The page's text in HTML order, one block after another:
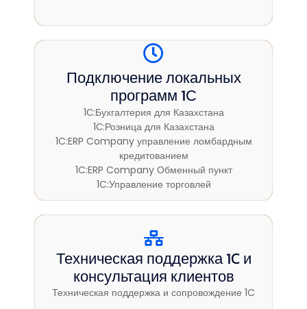
Подключение локальных
программ 1С
1С:Бухгалтерия для Казахстана
1С:Розница для Казахстана
1C:ERP Company управление ломбардным
кредитованием
1C:ERP Company Обменный пункт
1C:Управление торговлей
Подключение локальных
программ 1С
1С:Бухгалтерия для Казахстана
1С:Розница для Казахстана
1C:ERP Company управление ломбардным
кредитованием
1C:ERP Company Обменный пункт
1C:Управление торговлей
Техническая поддержка 1C и
консультация клиентов
Техническая поддержка и сопровождение 1C
Техническая поддержка 1C и
консультация клиентов
Техническая поддержка и сопровождение 1C